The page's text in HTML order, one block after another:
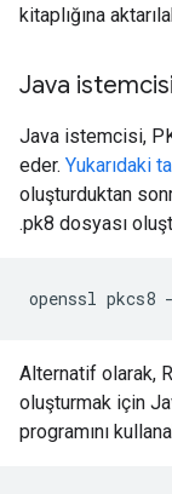
kitaplığına
Java
Java istemcisi,
eder. Yukarıdaki
oluşturduktan
.pk8 dosyası
openssl pkcs8
Alternatif olarak,
oluşturmak için
programını